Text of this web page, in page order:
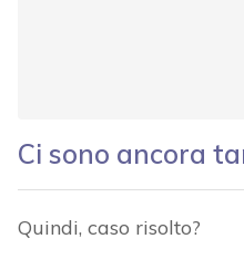
Ci sono ancora
Quindi, caso risolto?